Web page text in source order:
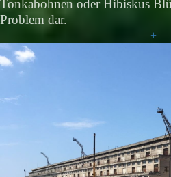
Tonkabohnen oder Hibiskus
Problem dar.
+